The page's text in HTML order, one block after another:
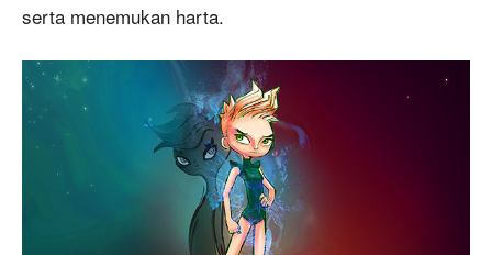
serta menemukan harta.